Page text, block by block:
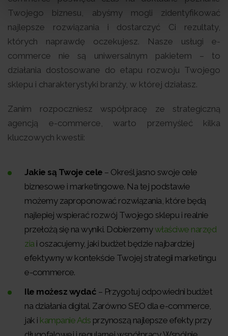
Twojego biznesu, abyśmy mogli zidentyfikować
najlepsze rozwiązania i dostarczyć Ci rezultaty,
których naprawdę oczekujesz. Nasze usługi e-
commerce nie są uniwersalnym pakietem – to
działania dostosowane do etapu rozwoju Twojego
sklepu i charakterystyki branży, w której działasz.
Zanim rozpoczniesz współpracę ze strategiczną
agencją e-commerce, warto przemyśleć kilka
kluczowych kwestii:
Jakie są Twoje cele – Określ jasno swoje cele
biznesowe i marketingowe. Na tej podstawie
możemy zaproponować rozwiązania, które będą
najlepiej wspierać rozwój Twojego sklepu i realnie
przełożą się na wyniki. Dobierzemywłaściwe narzęd
ziai oszacujemy, jaki budżet będzie najbardziej
efektywny w kontekście Twojej strategii marketingu
e-commerce.
Ile możesz wydać – Przygotuj odpowiedni budżet
na działania digital. Zarówno SEO dla e-commerce,
jak i kampanie Ads przynoszą najlepsze efekty przy